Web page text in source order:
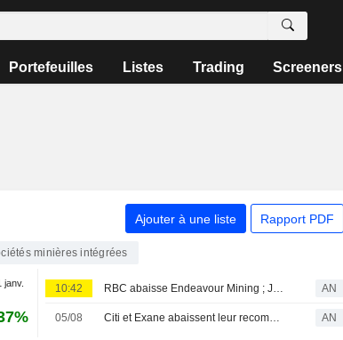
Portefeuilles Listes Trading Screeners
Ajouter à une liste Rapport PDF
minières intégrées
janv. 10:42 RBC abaisse Endeavour Mining ; JPM relève easyJet AN
05/08 Citi et Exane abaissent leur recommandation sur HSBC ; LBBW dégrade Vodafone AN